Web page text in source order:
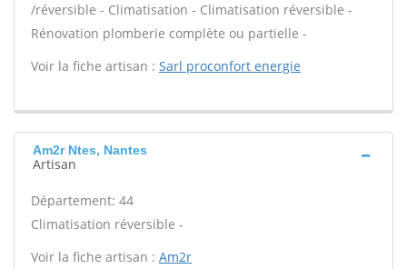
/réversible - Climatisation - Climatisation réversible -
Rénovation plomberie complète ou partielle -
Voir la fiche artisan : Sarl proconfort energie
Am2r Ntes, Nantes
Artisan
Département: 44
Climatisation réversible -
Voir la fiche artisan : Am2r